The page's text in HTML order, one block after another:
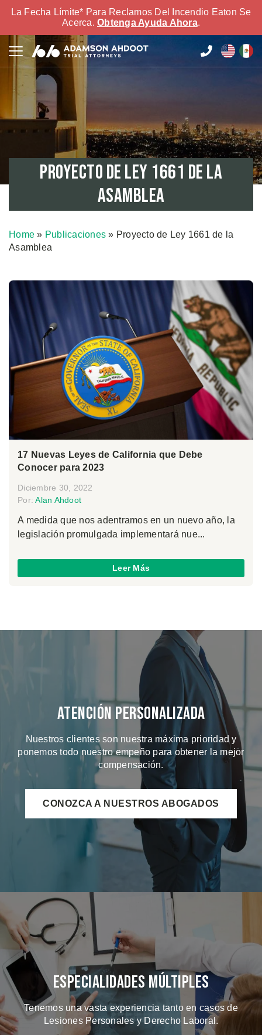
La Fecha Límite* Para Reclamos Del Incendio Eaton Se
Acerca. Obtenga Ayuda Ahora.
Proyecto de Ley 1661 de la
Asamblea
Home » Publicaciones » Proyecto de Ley 1661 de la
Asamblea
17 Nuevas Leyes de California que Debe
Conocer para 2023
Diciembre 30, 2022
Por:Alan Ahdoot
A medida que nos adentramos en un nuevo año, la
legislación promulgada implementará nue...
Leer Más
Atención Personalizada
Nuestros clientes son nuestra máxima prioridad y
ponemos todo nuestro empeño para obtener la mejor
compensación.
CONOZCA A NUESTROS ABOGADOS
Especialidades Múltiples
Tenemos una vasta experiencia tanto en casos de
Lesiones Personales y Derecho Laboral.